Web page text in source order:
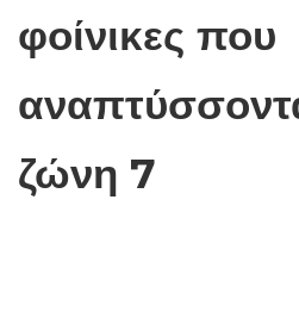
φοίνικες που
ζώνη 7